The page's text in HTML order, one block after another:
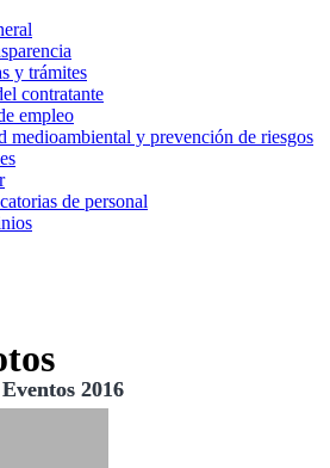
y trámites
contratante
empleo
medioambiental y prevención de riesgos
de personal
Eventos 2016